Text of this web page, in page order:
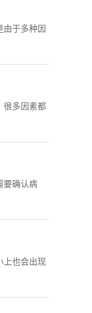
由于多种因
很多因素都
要确认病
上也会出现